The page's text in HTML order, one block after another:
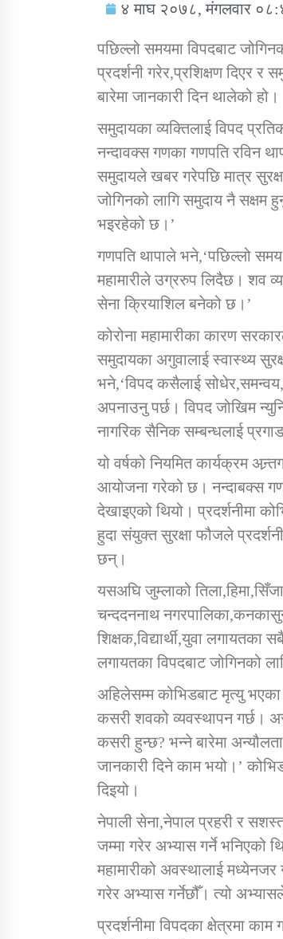
तातोपानी गाउँपालिकाको न्यायिक समिति सम्बन्धी
सन्देश
तातोपानी गाउँपालिका जुम्लाको बालविवाह सन्देश
४ माघ २०७८, मंगलवार
पछिल्लो समयमा विपदबाट
प्रदर्शनी गरेर,प्रशिक्षण दिएर र
बारेमा जानकारी दिन थालेको हो।
समुदायका व्यक्तिलाई विपद
नन्दावक्स गणका गणपति रविन
समुदायले खबर गरेपछि मात्र
जोगिनको लागि समुदाय नै सक्षम
भइरहेको छ।’
गणपति थापाले भने,‘पछिल्लो
महामारीले उग्ररुप लिदैछ। शव
सेना क्रियाशिल बनेको छ।’
कोरोना महामारीका कारण
समुदायका अगुवालाई स्वास्थ्य
भने,‘विपद कसैलाई
अपनाउनु पर्छ। विपद जोखिम
नागरिक सैनिक सम्बन्धलाई
यो वर्षको नियमित कार्यक्रम
आयोजना गरेको छ। नन्दाबक्स
देखाइएको थियो। प्रदर्शनीमा
हुदा संयुक्त सुरक्षा फौजले
छन्।
यसअघि जुम्लाको
चन्ददननाथ
शिक्षक,विद्यार्थी,युवा
लगायतका विपदबाट जोगिनको
अहिलेसम्म कोभिडबाट मृत्यु भएका
कसरी शवको व्यवस्थापन गर्छ।
कसरी हुन्छ? भन्ने बारेमा
जानकारी दिने काम भयो।’
दिइयो।
नेपाली सेना,नेपाल प्रहरी र
जम्मा गरेर अभ्यास गर्ने भनिएको
महामारीको अवस्थालाई
गरेर अभ्यास गर्नेछौँ। त्यो
प्रदर्शनीमा विपदका क्षेत्रमा